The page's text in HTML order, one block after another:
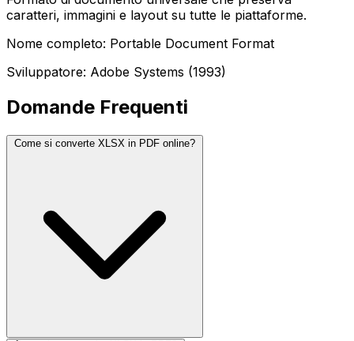
caratteri, immagini e layout su tutte le piattaforme.
Nome completo: Portable Document Format
Sviluppatore: Adobe Systems (1993)
Domande Frequenti
Come si converte XLSX in PDF online?